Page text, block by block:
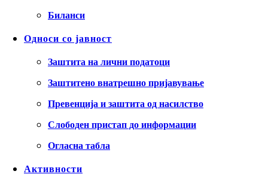
Биланси
Односи со јавност
Заштита на лични податоци
Заштитено внатрешно пријавување
Превенција и заштита од насилство
Слободен пристап до информации
Огласна табла
Активности